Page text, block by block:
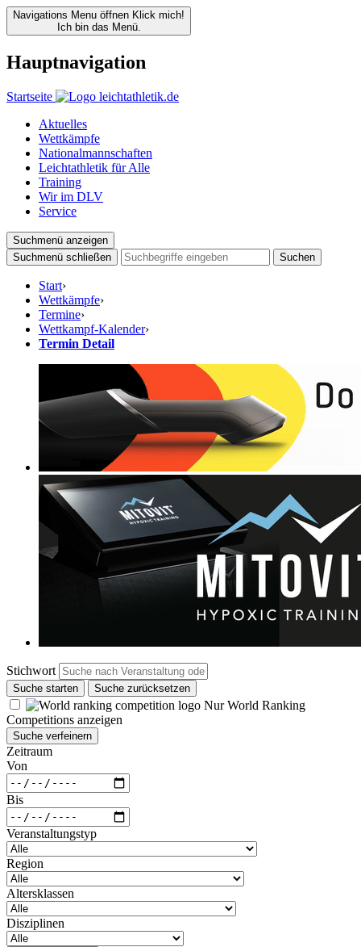
Navigations Menu öffnen Klick mich!
Ich bin das Menü.
Hauptnavigation
Startseite
Aktuelles
Wettkämpfe
Nationalmannschaften
Leichtathletik für Alle
Training
Wir im DLV
Service
Suchmenü anzeigen
Suchmenü schließen
Suchen
Start›
Wettkämpfe›
Termine›
Wettkampf-Kalender›
Termin Detail
Stichwort
Suche starten Suche zurücksetzen
Nur World Ranking
Competitions anzeigen
Suche verfeinern
Zeitraum
Von
Bis
Veranstaltungstyp
Region
Altersklassen
Disziplinen